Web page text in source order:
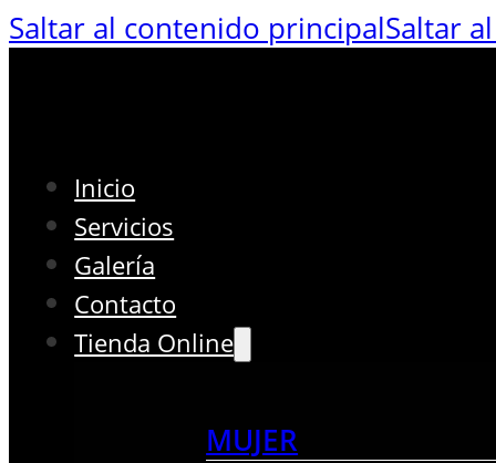
Saltar al contenido principalSaltar
Inicio
Servicios
Galería
Contacto
Tienda Online
MUJER